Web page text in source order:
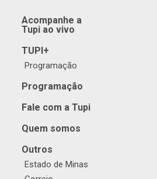
Acompanhe a
Tupi ao vivo
TUPI+
Programação
Programação
Fale com a Tupi
Quem somos
Outros
Estado de Minas